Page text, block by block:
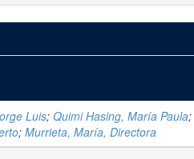
Luis; Quimi Hasing, María Paula;
; Murrieta, María, Directora